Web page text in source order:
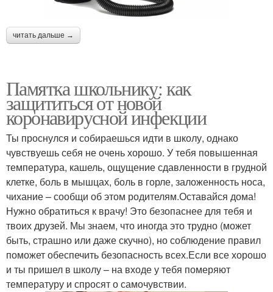
читать дальше →
Памятка школьнику: как
защититься от новой
коронавирусной инфекции
Ты проснулся и собираешься идти в школу, однако
чувствуешь себя не очень хорошо. У тебя повышенная
температура, кашель, ощущение сдавленности в грудной
клетке, боль в мышцах, боль в горле, заложенность носа,
чихание – сообщи об этом родителям.Оставайся дома!
Нужно обратиться к врачу! Это безопаснее для тебя и
твоих друзей. Мы знаем, что иногда это трудно (может
быть, страшно или даже скучно), но соблюдение правил
поможет обеспечить безопасность всех.Если все хорошо
и ты пришел в школу – на входе у тебя померяют
температуру и спросят о самочувствии.